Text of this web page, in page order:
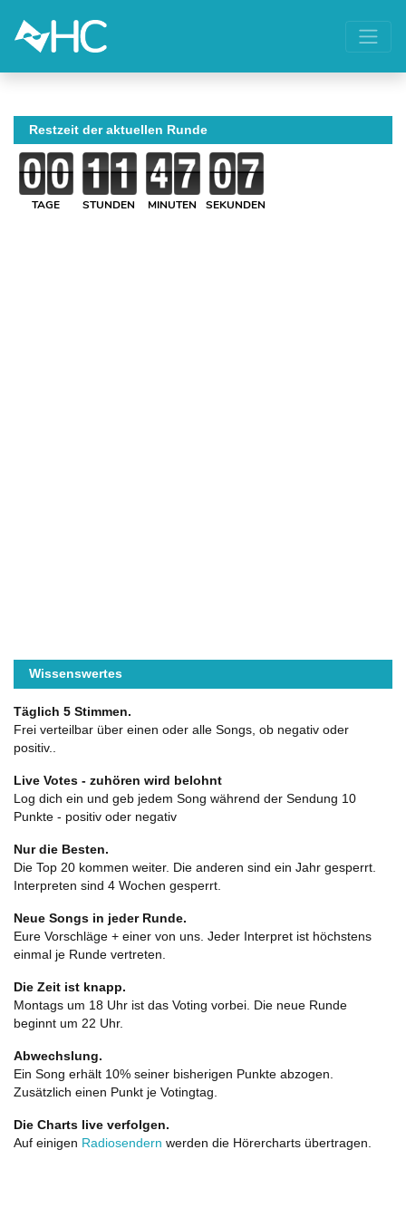
Restzeit der aktuellen Runde
TAGE STUNDEN MINUTEN SEKUNDEN
Wissenswertes
Täglich 5 Stimmen.
Frei verteilbar über einen oder alle Songs, ob negativ oder
positiv..
Live Votes - zuhören wird belohnt
Log dich ein und geb jedem Song während der Sendung 10
Punkte - positiv oder negativ
Nur die Besten.
Die Top 20 kommen weiter. Die anderen sind ein Jahr gesperrt.
Interpreten sind 4 Wochen gesperrt.
Neue Songs in jeder Runde.
Eure Vorschläge + einer von uns. Jeder Interpret ist höchstens
einmal je Runde vertreten.
Die Zeit ist knapp.
Montags um 18 Uhr ist das Voting vorbei. Die neue Runde
beginnt um 22 Uhr.
Abwechslung.
Ein Song erhält 10% seiner bisherigen Punkte abzogen.
Zusätzlich einen Punkt je Votingtag.
Die Charts live verfolgen.
Auf einigen Radiosendern werden die Hörercharts übertragen.